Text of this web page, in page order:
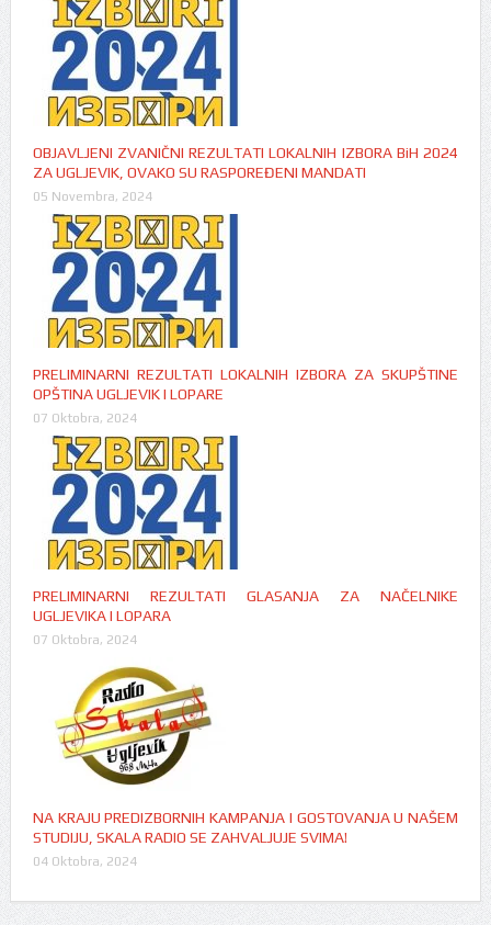
OBJAVLJENI ZVANIČNI REZULTATI LOKALNIH IZBORA BiH 2024
ZA UGLJEVIK, OVAKO SU RASPOREĐENI MANDATI
05 Novembra, 2024
PRELIMINARNI REZULTATI LOKALNIH IZBORA ZA SKUPŠTINE
OPŠTINA UGLJEVIK I LOPARE
07 Oktobra, 2024
PRELIMINARNI REZULTATI GLASANJA ZA NAČELNIKE
UGLJEVIKA I LOPARA
07 Oktobra, 2024
NA KRAJU PREDIZBORNIH KAMPANJA I GOSTOVANJA U NAŠEM
STUDIJU, SKALA RADIO SE ZAHVALJUJE SVIMA!
04 Oktobra, 2024